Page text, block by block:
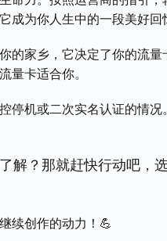
成为你人生中的一段美好回
的家乡，它决定了你的流量
量卡适合你。
停机或二次实名认证的情况
解？那就赶快行动吧，
续创作的动力！💪